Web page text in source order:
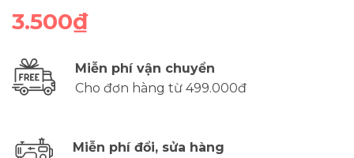
3.500₫
Miễn phí vận chuyển
Cho đơn hàng từ 499.000đ
Miễn phí đổi, sửa hàng